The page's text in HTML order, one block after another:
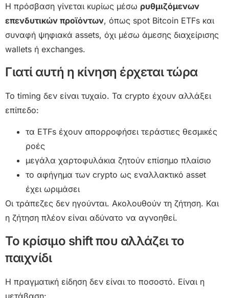
Η πρόσβαση γίνεται κυρίως μέσω ρυθμιζόμενων
επενδυτικών προϊόντων, όπως spot Bitcoin ETFs και
συναφή ψηφιακά assets, όχι μέσω άμεσης διαχείρισης
wallets ή exchanges.
Γιατί αυτή η κίνηση έρχεται τώρα
Το timing δεν είναι τυχαίο. Τα crypto έχουν αλλάξει
επίπεδο:
τα ETFs έχουν απορροφήσει τεράστιες θεσμικές
ροές
μεγάλα χαρτοφυλάκια ζητούν επίσημο πλαίσιο
το αφήγημα των crypto ως εναλλακτικό asset
έχει ωριμάσει
Οι τράπεζες δεν ηγούνται. Ακολουθούν τη ζήτηση. Και
η ζήτηση πλέον είναι αδύνατο να αγνοηθεί.
Το κρίσιμο shift που αλλάζει το
παιχνίδι
Η πραγματική είδηση δεν είναι το ποσοστό. Είναι η
μετάβαση: